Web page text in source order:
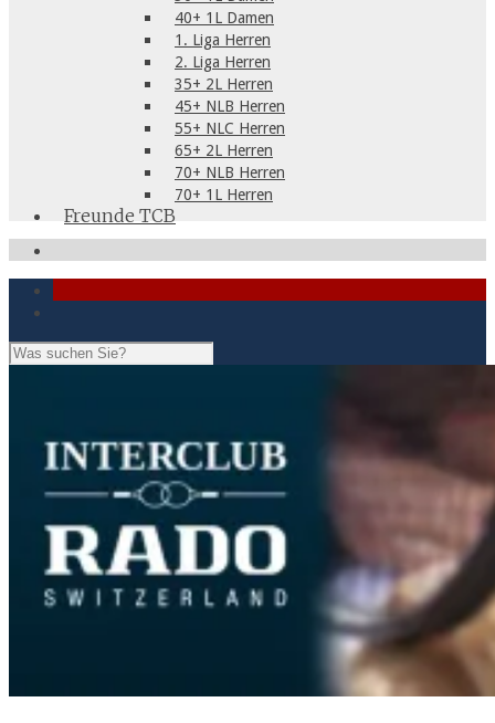
40+ 1L Damen
1. Liga Herren
2. Liga Herren
35+ 2L Herren
45+ NLB Herren
55+ NLC Herren
65+ 2L Herren
70+ NLB Herren
70+ 1L Herren
Freunde TCB